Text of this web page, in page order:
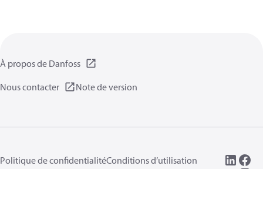
À propos de Danfoss
Nous contacter
Note de version
Politique de confidentialitéConditions d’utilisation